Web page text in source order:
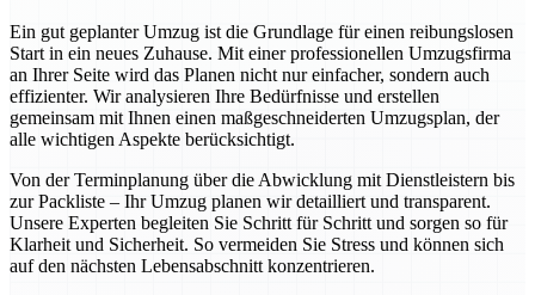
Ein gut geplanter Umzug ist die Grundlage für einen reibungslosen
Start in ein neues Zuhause. Mit einer professionellen Umzugsfirma
an Ihrer Seite wird das Planen nicht nur einfacher, sondern auch
effizienter. Wir analysieren Ihre Bedürfnisse und erstellen
gemeinsam mit Ihnen einen maßgeschneiderten Umzugsplan, der
alle wichtigen Aspekte berücksichtigt.
Von der Terminplanung über die Abwicklung mit Dienstleistern bis
zur Packliste – Ihr Umzug planen wir detailliert und transparent.
Unsere Experten begleiten Sie Schritt für Schritt und sorgen so für
Klarheit und Sicherheit. So vermeiden Sie Stress und können sich
auf den nächsten Lebensabschnitt konzentrieren.